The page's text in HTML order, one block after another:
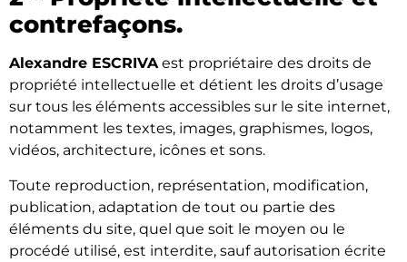
contrefaçons.
Alexandre ESCRIVAest propriétaire des droits de
propriété intellectuelle et détient les droits d’usage
sur tous les éléments accessibles sur le site internet,
notamment les textes, images, graphismes, logos,
vidéos, architecture, icônes et sons.
Toute reproduction, représentation, modification,
publication, adaptation de tout ou partie des
éléments du site, quel que soit le moyen ou le
procédé utilisé, est interdite, sauf autorisation écrite